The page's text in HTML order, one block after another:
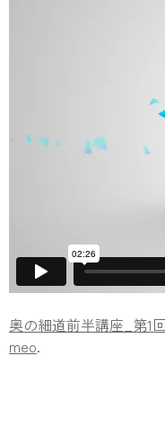
奥の細道前半講座_第1
meo.